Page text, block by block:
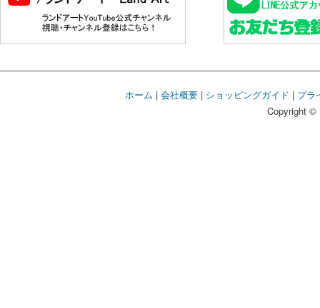
ホーム | 会社概要| ショッピングガイド | プラ
Copyright ©